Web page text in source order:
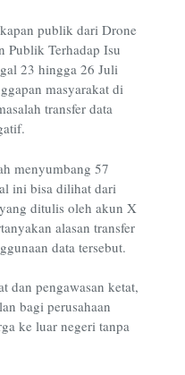
publik dari Drone
Publik Terhadap Isu
23 hingga 26 Juli
masyarakat di
transfer data
menyumbang 57
ini bisa dilihat dari
ditulis oleh akun X
alasan transfer
data tersebut.
dan pengawasan ketat,
bagi perusahaan
ke luar negeri tanpa